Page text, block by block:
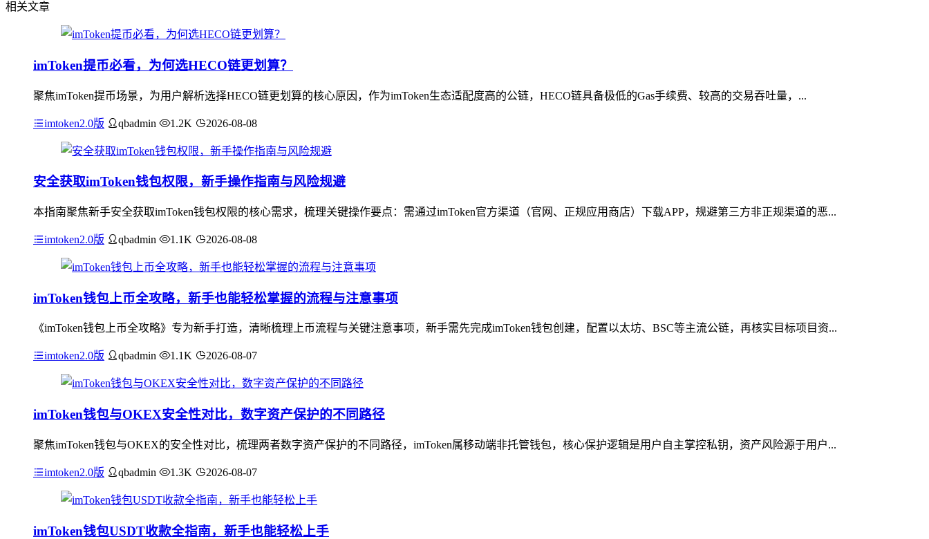
相关文章
imToken提币必看，为何选HECO链更划算？
聚焦imToken提币场景，为用户解析选择HECO链更划算的核心原因，作为imToken生态适配度高的公链，HECO链具备极低的Gas手续费、较高的交易吞吐量，...
imtoken2.0版 qbadmin 1.2K 2026-08-08
安全获取imToken钱包权限，新手操作指南与风险规避
本指南聚焦新手安全获取imToken钱包权限的核心需求，梳理关键操作要点：需通过imToken官方渠道（官网、正规应用商店）下载APP，规避第三方非正规渠道的恶...
imtoken2.0版 qbadmin 1.1K 2026-08-08
imToken钱包上币全攻略，新手也能轻松掌握的流程与注意事项
《imToken钱包上币全攻略》专为新手打造，清晰梳理上币流程与关键注意事项，新手需先完成imToken钱包创建，配置以太坊、BSC等主流公链，再核实目标项目资...
imtoken2.0版 qbadmin 1.1K 2026-08-07
imToken钱包与OKEX安全性对比，数字资产保护的不同路径
聚焦imToken钱包与OKEX的安全性对比，梳理两者数字资产保护的不同路径，imToken属移动端非托管钱包，核心保护逻辑是用户自主掌控私钥，资产风险源于用户...
imtoken2.0版 qbadmin 1.3K 2026-08-07
imToken钱包USDT收款全指南，新手也能轻松上手